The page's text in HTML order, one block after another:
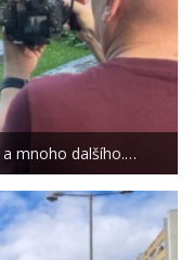
mnoho dalšího.…